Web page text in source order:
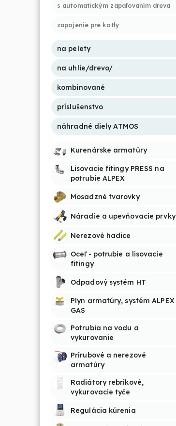
s automatickým zapaľovaním dreva
zapojenie pre kotly
na pelety
na uhlie/drevo/
kombinované
príslušenstvo
náhradné diely ATMOS
Kurenárske armatúry
Lisovacie fitingy PRESS na
potrubie ALPEX
Mosadzné tvarovky
Náradie a upevňovacie prvky
Nerezové hadice
Oceľ - potrubie a lisovacie
fitingy
Odpadový systém HT
Plyn armatúry, systém ALPEX
GAS
Potrubia na vodu a
vykurovanie
Prírubové a nerezové
armatúry
Radiátory rebríkové,
vykurovacie tyče
Regulácia kúrenia